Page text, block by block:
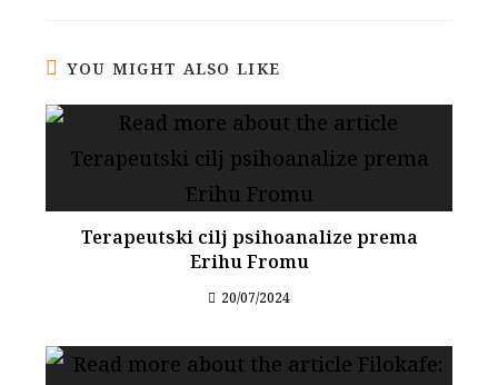
YOU MIGHT ALSO LIKE
Terapeutski cilj psihoanalize prema
Erihu Fromu
20/07/2024